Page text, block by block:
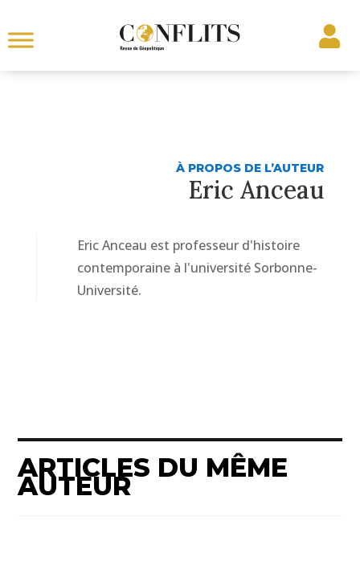
À PROPOS DE L’AUTEUR
Eric Anceau
Eric Anceau est professeur d'histoire
contemporaine à l'université Sorbonne-
Université.
ARTICLES DU MÊME
AUTEUR